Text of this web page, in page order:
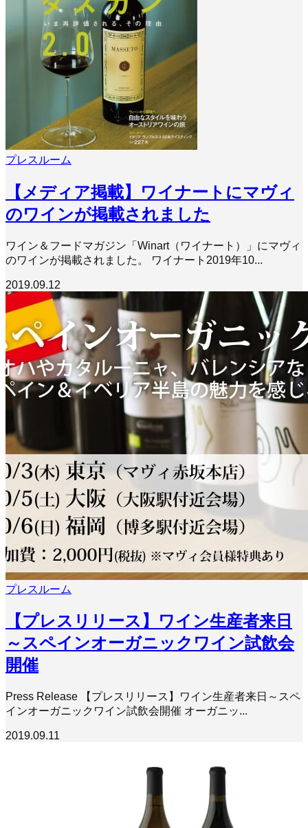
プレスルーム
【メディア掲載】ワイナートにマヴィ
のワインが掲載されました
ワイン＆フードマガジン「Winart（ワイナート）」にマヴィ
のワインが掲載されました。 ワイナート2019年10...
2019.09.12
プレスルーム
【プレスリリース】ワイン生産者来日
～スペインオーガニックワイン試飲会
開催
Press Release 【プレスリリース】ワイン生産者来日～スペ
インオーガニックワイン試飲会開催 オーガニッ...
2019.09.11